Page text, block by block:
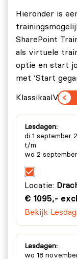
Hieronder is
SharePoint
als virtuele
optie en start
met ‘Start
Klassikaal
Lesdagen:
di 1 september
t/m
wo 2
Locatie:
€ 1095,-
Bekijk
Lesdagen:
wo 18